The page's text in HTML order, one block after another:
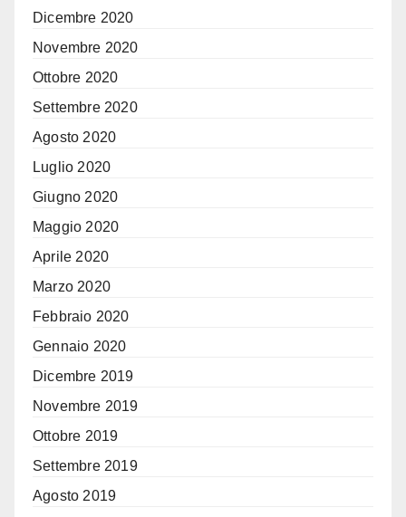
Dicembre 2020
Novembre 2020
Ottobre 2020
Settembre 2020
Agosto 2020
Luglio 2020
Giugno 2020
Maggio 2020
Aprile 2020
Marzo 2020
Febbraio 2020
Gennaio 2020
Dicembre 2019
Novembre 2019
Ottobre 2019
Settembre 2019
Agosto 2019